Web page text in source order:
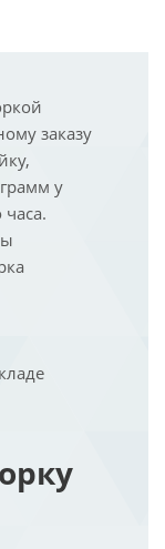
заказу
у